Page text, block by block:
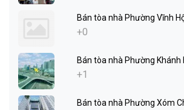
Bán tòa nhà Phường Vĩnh
+0
Bán tòa nhà Phường Khánh
+1
Bán tòa nhà Phường Xóm